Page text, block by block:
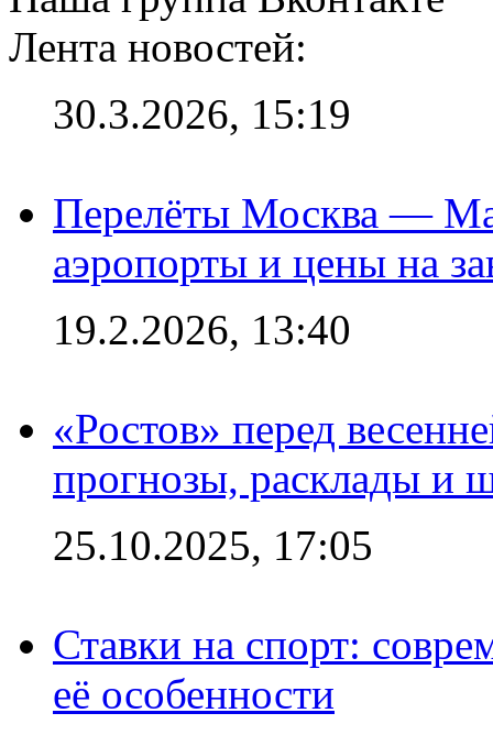
Лента новостей:
30.3.2026, 15:19
Перелёты Москва —
аэропорты и цены на
19.2.2026, 13:40
«Ростов» перед
прогнозы, расклады и
25.10.2025, 17:05
Ставки на спорт:
её особенности